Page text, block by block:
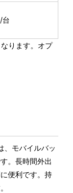
台
ります。オプ
、モバイルバッ
。長時間外出
便利です。持